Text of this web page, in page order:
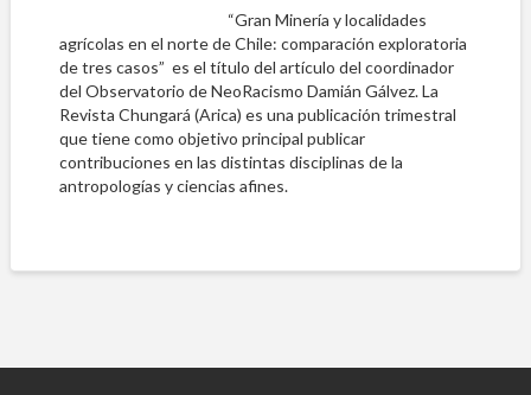
“Gran Minería y localidades
agrícolas en el norte de Chile: comparación exploratoria
de tres casos” es el título del artículo del coordinador
del Observatorio de NeoRacismo Damián Gálvez. La
Revista Chungará (Arica) es una publicación trimestral
que tiene como objetivo principal publicar
contribuciones en las distintas disciplinas de la
antropologías y ciencias afines.